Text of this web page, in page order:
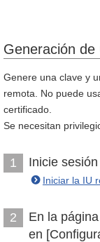
Generación de
Genere una clave y
remota. No puede
certificado.
Se necesitan
1 Inicie
Iniciar la IU
2
En la
en